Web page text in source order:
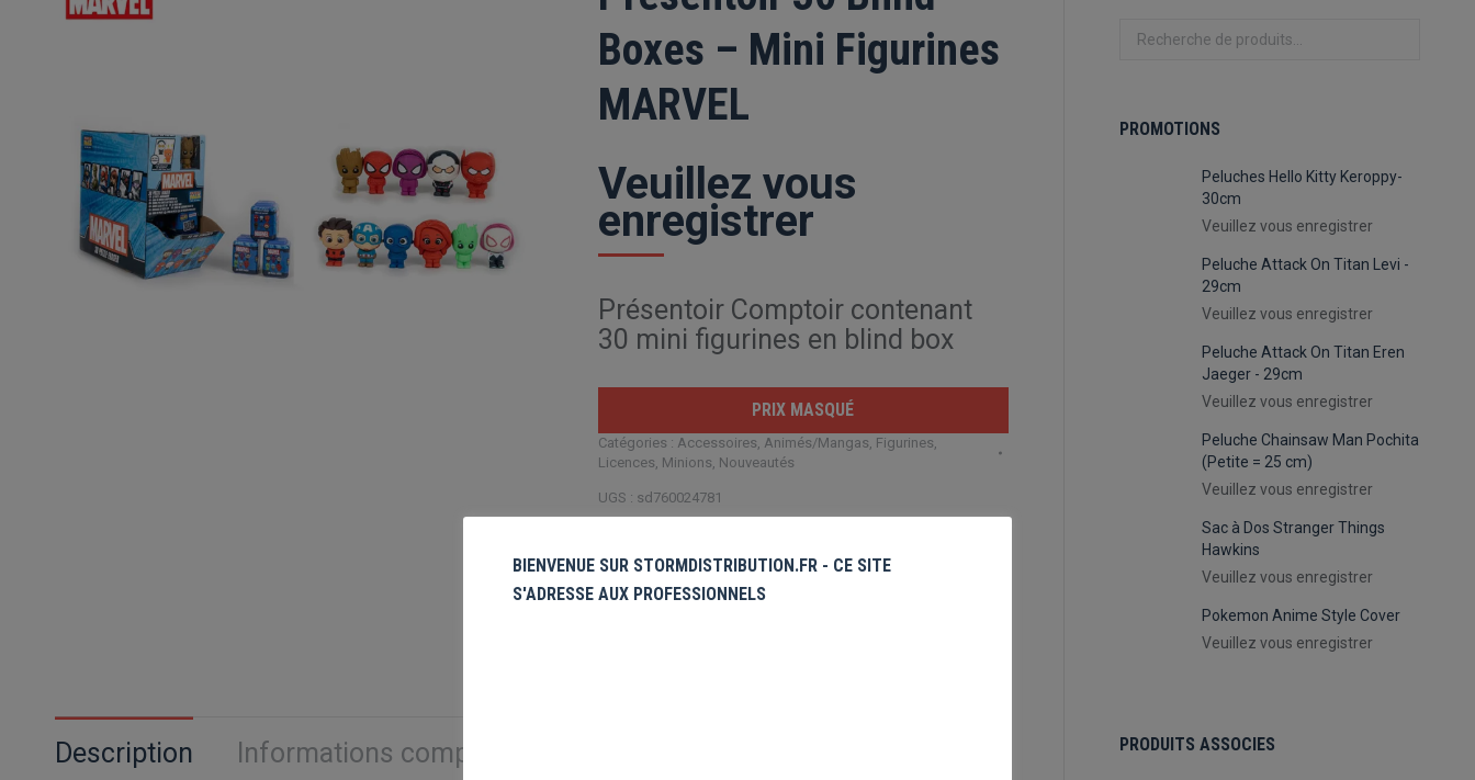
Boxes – Mini Figurines
MARVEL
Veuillez vous
enregistrer
Présentoir Comptoir contenant
30 mini figurines en blind box
PRIX MASQUÉ
Catégories : Accessoires, Animés/Mangas, Figurines,
Licences, Minions, Nouveautés
UGS : sd760024781
Share this product
Description Informations complémentaires
PROMOTIONS
Peluches Hello Kitty Keroppy-
30cm
Veuillez vous enregistrer
Peluche Attack On Titan Levi -
29cm
Veuillez vous enregistrer
Peluche Attack On Titan Eren
Jaeger - 29cm
Veuillez vous enregistrer
Peluche Chainsaw Man Pochita
(Petite = 25 cm)
Veuillez vous enregistrer
Sac à Dos Stranger Things
Hawkins
Veuillez vous enregistrer
Pokemon Anime Style Cover
Veuillez vous enregistrer
PRODUITS ASSOCIES
BIENVENUE SUR STORMDISTRIBUTION.FR - CE SITE
S'ADRESSE AUX PROFESSIONNELS